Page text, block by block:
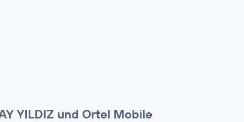
YILDIZ und Ortel Mobile